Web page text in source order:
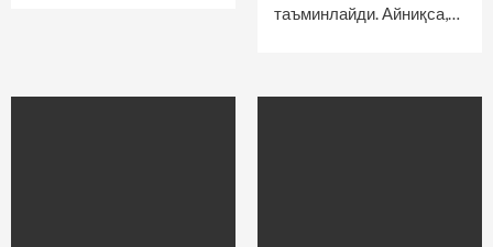
таъминлайди. Айниқса,…